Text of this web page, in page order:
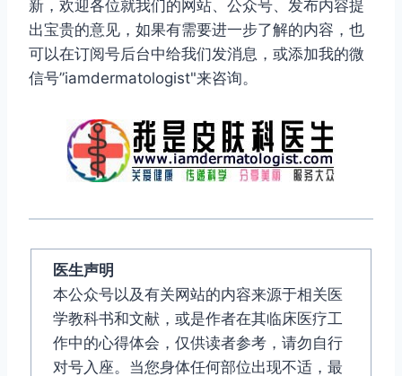
新，欢迎各位就我们的网站、公众号、发布内容提
出宝贵的意见，如果有需要进一步了解的内容，也
可以在订阅号后台中给我们发消息，或添加我的微
信号”iamdermatologist"来咨询。
医生声明
本公众号以及有关网站的内容来源于相关医
学教科书和文献，或是作者在其临床医疗工
作中的心得体会，仅供读者参考，请勿自行
对号入座。当您身体任何部位出现不适，最